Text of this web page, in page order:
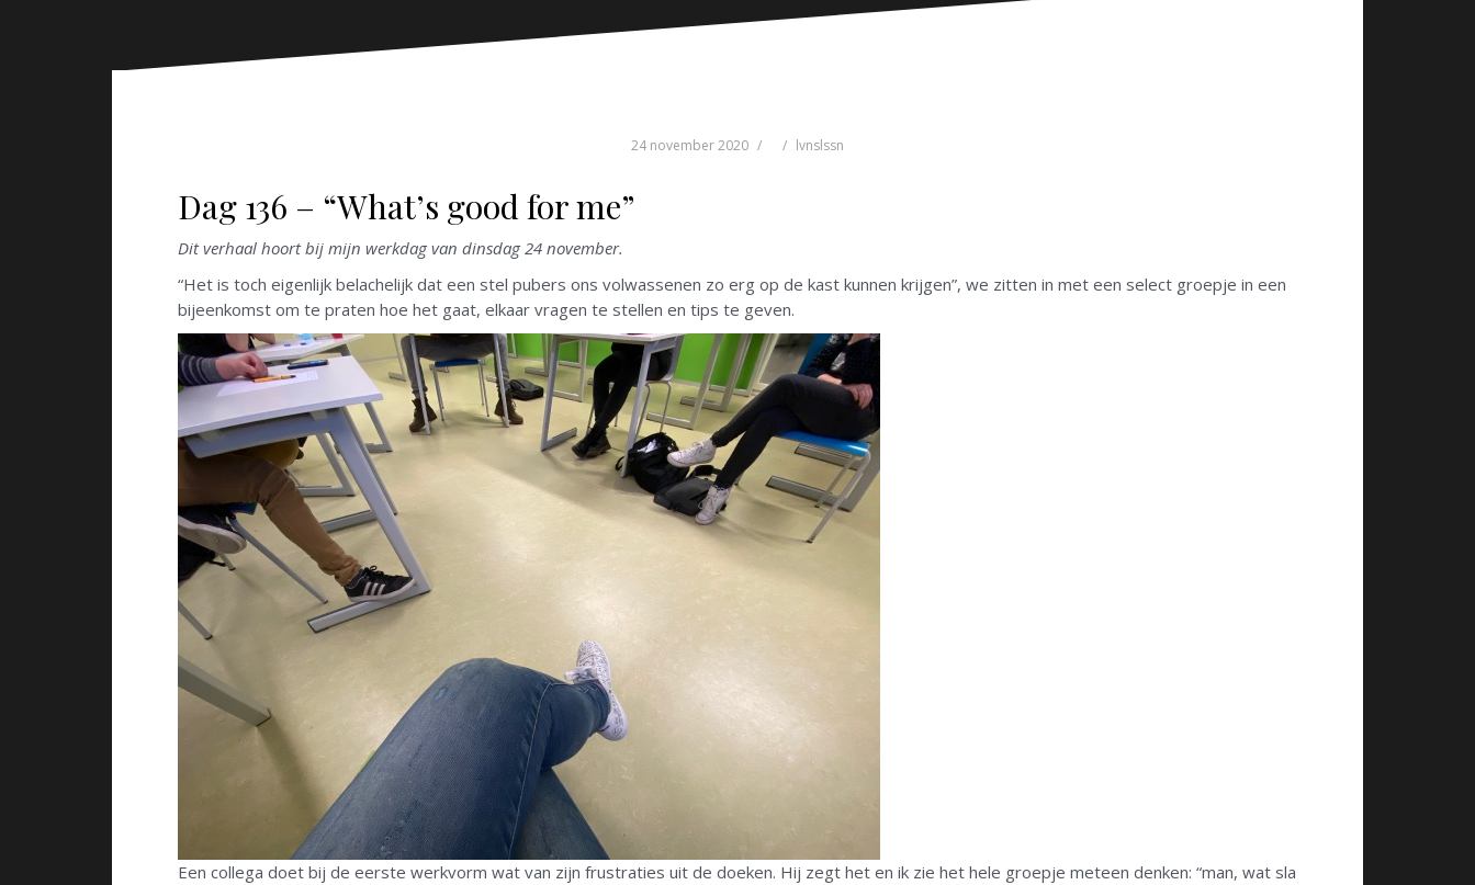
24 november 2020 lvnslssn
Dag 136 – “What’s good for me”
Dit verhaal hoort bij mijn werkdag van dinsdag 24 november.
“Het is toch eigenlijk belachelijk dat een stel pubers ons volwassenen zo erg op de kast kunnen krijgen”, we zitten in met een select groepje in een
bijeenkomst om te praten hoe het gaat, elkaar vragen te stellen en tips te geven.
Een collega doet bij de eerste werkvorm wat van zijn frustraties uit de doeken. Hij zegt het en ik zie het hele groepje meteen denken: “man, wat sla